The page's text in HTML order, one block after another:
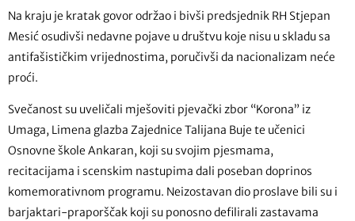
Na kraju je kratak govor održao i bivši predsjednik RH Stjepan
Mesić osudivši nedavne pojave u društvu koje nisu u skladu sa
antifašističkim vrijednostima, poručivši da nacionalizam neće
proći.
Svečanost su uveličali mješoviti pjevački zbor “Korona” iz
Umaga, Limena glazba Zajednice Talijana Buje te učenici
Osnovne škole Ankaran, koji su svojim pjesmama,
recitacijama i scenskim nastupima dali poseban doprinos
komemorativnom programu. Neizostavan dio proslave bili su i
barjaktari-praporščak koji su ponosno defilirali zastavama